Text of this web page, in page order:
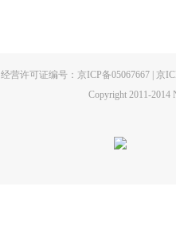
经营许可证编号：京ICP备05067667 | 京
Copyright 2011-2014